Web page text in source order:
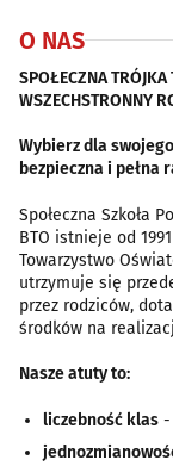
O NAS
SPOŁECZNA
WSZECHSTRONNY
Wybierz dla
bezpieczna i pełna
Społeczna Szkoła
BTO istnieje od
Towarzystwo
utrzymuje się
przez rodziców,
środków na
Nasze atuty to:
liczebność klas -